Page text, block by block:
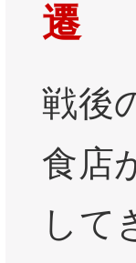
遷
戦後
食店
して